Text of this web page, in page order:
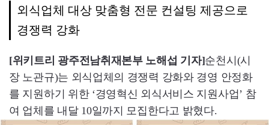
외식업체 대상 맞춤형 전문 컨설팅 제공으로
경쟁력 강화
[위키트리 광주전남취재본부 노해섭 기자]순천시(시
장 노관규)는 외식업체의 경쟁력 강화와 경영 안정화
를 지원하기 위한 ‘경영혁신 외식서비스 지원사업’ 참
여 업체를 내달 10일까지 모집한다고 밝혔다.